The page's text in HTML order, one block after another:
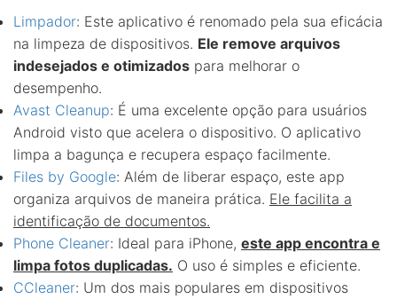
Limpador: Este aplicativo é renomado pela sua eficácia
na limpeza de dispositivos. Ele remove arquivos
indesejados e otimizados para melhorar o
desempenho.
Avast Cleanup: É uma excelente opção para usuários
Android visto que acelera o dispositivo. O aplicativo
limpa a bagunça e recupera espaço facilmente.
Files by Google: Além de liberar espaço, este app
organiza arquivos de maneira prática. Ele facilita a
identificação de documentos.
Phone Cleaner: Ideal para iPhone, este app encontra e
limpa fotos duplicadas. O uso é simples e eficiente.
CCleaner: Um dos mais populares em dispositivos